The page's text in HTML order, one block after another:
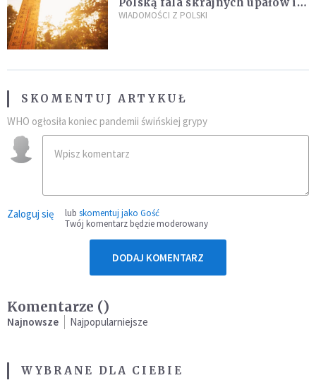
gwałtowne burze
WIADOMOŚCI Z POLSKI
SKOMENTUJ ARTYKUŁ
WHO ogłosiła koniec pandemii świńskiej grypy
Zaloguj się lub skomentuj jako Gość
Twój komentarz będzie moderowany
DODAJ KOMENTARZ
Komentarze ()
Najnowsze Najpopularniejsze
WYBRANE DLA CIEBIE